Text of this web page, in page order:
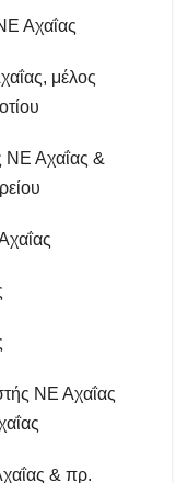
Αχαΐας
μέλος
ΝΕ Αχαΐας &
ΝΕ Αχαΐας
& πρ.